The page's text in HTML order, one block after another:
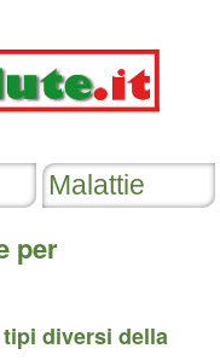
per
diversi della